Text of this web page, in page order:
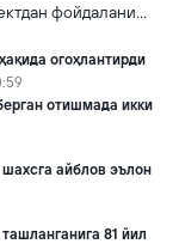
фойдаланиб
умид уйғотиш
борасидаги
огоҳлантирди
отишмада икки
айблов эълон
81 йил